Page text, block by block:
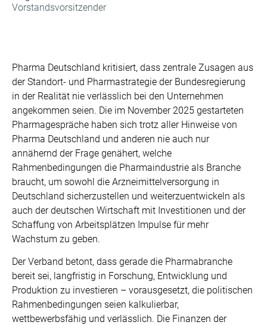
Vorstandsvorsitzender
Pharma Deutschland kritisiert, dass zentrale Zusagen aus
der Standort- und Pharmastrategie der Bundesregierung
in der Realität nie verlässlich bei den Unternehmen
angekommen seien. Die im November 2025 gestarteten
Pharmagespräche haben sich trotz aller Hinweise von
Pharma Deutschland und anderen nie auch nur
annähernd der Frage genähert, welche
Rahmenbedingungen die Pharmaindustrie als Branche
braucht, um sowohl die Arzneimittelversorgung in
Deutschland sicherzustellen und weiterzuentwickeln als
auch der deutschen Wirtschaft mit Investitionen und der
Schaffung von Arbeitsplätzen Impulse für mehr
Wachstum zu geben.
Der Verband betont, dass gerade die Pharmabranche
bereit sei, langfristig in Forschung, Entwicklung und
Produktion zu investieren – vorausgesetzt, die politischen
Rahmenbedingungen seien kalkulierbar,
wettbewerbsfähig und verlässlich. Die Finanzen der